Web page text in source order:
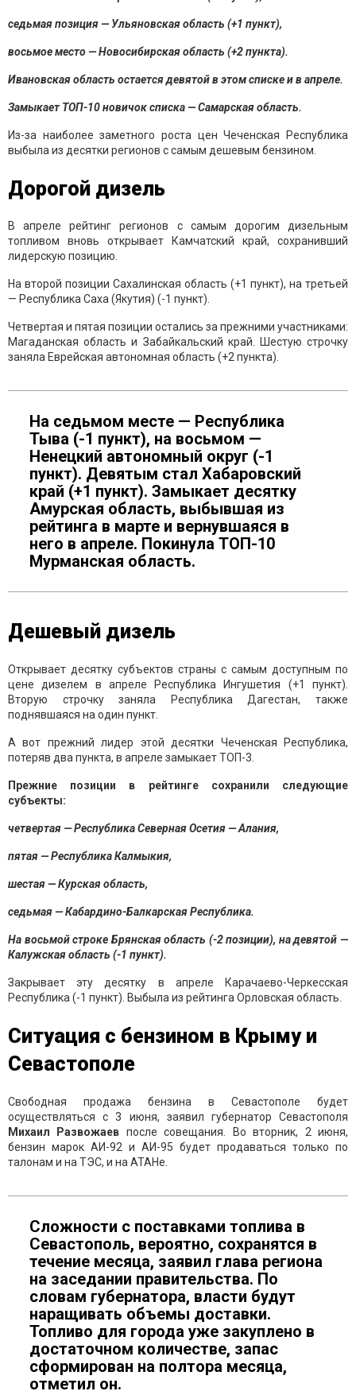
седьмая позиция — Ульяновская область (+1 пункт),
восьмое место — Новосибирская область (+2 пункта).
Ивановская область остается девятой в этом списке и в апреле.
Замыкает ТОП-10 новичок списка — Самарская область.
Из-за наиболее заметного роста цен Чеченская Республика
выбыла из десятки регионов с самым дешевым бензином.
Дорогой дизель
В апреле рейтинг регионов с самым дорогим дизельным
топливом вновь открывает Камчатский край, сохранивший
лидерскую позицию.
На второй позиции Сахалинская область (+1 пункт), на третьей
— Республика Саха (Якутия) (-1 пункт).
Четвертая и пятая позиции остались за прежними участниками:
Магаданская область и Забайкальский край. Шестую строчку
заняла Еврейская автономная область (+2 пункта).
На седьмом месте — Республика
Тыва (-1 пункт), на восьмом —
Ненецкий автономный округ (-1
пункт). Девятым стал Хабаровский
край (+1 пункт). Замыкает десятку
Амурская область, выбывшая из
рейтинга в марте и вернувшаяся в
него в апреле. Покинула ТОП-10
Мурманская область.
Дешевый дизель
Открывает десятку субъектов страны с самым доступным по
цене дизелем в апреле Республика Ингушетия (+1 пункт).
Вторую строчку заняла Республика Дагестан, также
поднявшаяся на один пункт.
А вот прежний лидер этой десятки Чеченская Республика,
потеряв два пункта, в апреле замыкает ТОП-3.
Прежние позиции в рейтинге сохранили следующие
субъекты:
четвертая — Республика Северная Осетия — Алания,
пятая — Республика Калмыкия,
шестая — Курская область,
седьмая — Кабардино-Балкарская Республика.
На восьмой строке Брянская область (-2 позиции), на девятой —
Калужская область (-1 пункт).
Закрывает эту десятку в апреле Карачаево-Черкесская
Республика (-1 пункт). Выбыла из рейтинга Орловская область.
Ситуация с бензином в Крыму и
Севастополе
Свободная продажа бензина в Севастополе будет
осуществляться с 3 июня, заявил губернатор Севастополя
Михаил Развожаев после совещания. Во вторник, 2 июня,
бензин марок АИ-92 и АИ-95 будет продаваться только по
талонам и на ТЭС, и на АТАНе.
Сложности с поставками топлива в
Севастополь, вероятно, сохранятся в
течение месяца, заявил глава региона
на заседании правительства. По
словам губернатора, власти будут
наращивать объемы доставки.
Топливо для города уже закуплено в
достаточном количестве, запас
сформирован на полтора месяца,
отметил он.